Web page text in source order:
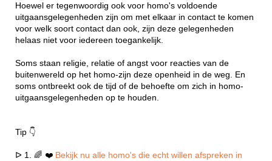
Hoewel er tegenwoordig ook voor homo's voldoende
uitgaansgelegenheden zijn om met elkaar in contact te komen
voor welk soort contact dan ook, zijn deze gelegenheden
helaas niet voor iedereen toegankelijk.
Soms staan religie, relatie of angst voor reacties van de
buitenwereld op het homo-zijn deze openheid in de weg. En
soms ontbreekt ook de tijd of de behoefte om zich in homo-
uitgaansgelegenheden op te houden.
Tip 👇
ᐅ 1. 🌈 ❤️ Bekijk nu alle homo's die echt willen afspreken in